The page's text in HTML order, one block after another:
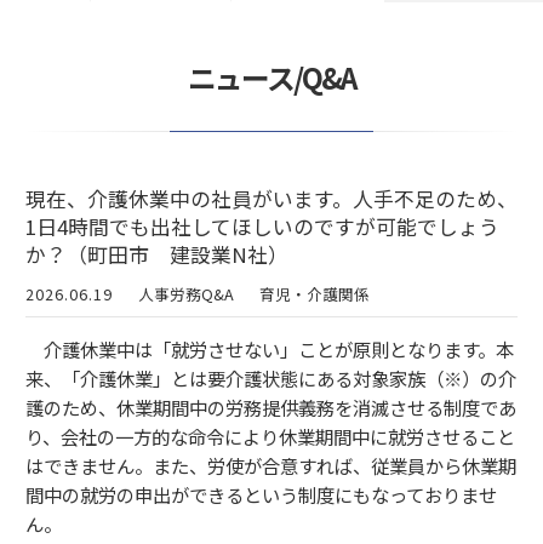
ニュース/Q&A
現在、介護休業中の社員がいます。人手不足のため、
1日4時間でも出社してほしいのですが可能でしょう
か？（町田市 建設業N社）
2026.06.19 人事労務Q&A 育児・介護関係
介護休業中は「就労させない」ことが原則となります。本
来、「介護休業」とは要介護状態にある対象家族（※）の介
護のため、休業期間中の労務提供義務を消滅させる制度であ
り、会社の一方的な命令により休業期間中に就労させること
はできません。また、労使が合意すれば、従業員から休業期
間中の就労の申出ができるという制度にもなっておりませ
ん。